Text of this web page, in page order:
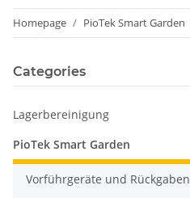
Homepage PioTek Smart Garden
Categories
Lagerbereinigung
PioTek Smart Garden
Vorführgeräte und Rückgaben